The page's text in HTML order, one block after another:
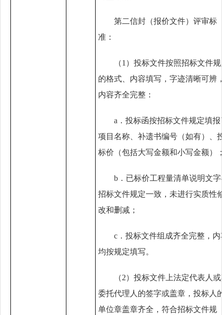
第二信封（报价文件）评审标
准：
（1） 投标文件按照招标文件
的格式、内容填写，字迹清晰可辨
内容齐全完整：
a． 投标函按招标文件规定填报
项目名称、补遗书编号（如有）、
标价（包括大写金额和小写金额）
b． 已标价工程量清单说明文
招标文件规定一致，未进行实质性
改和删减；
c． 投标文件组成齐全完整，内
均按规定填写。
（2） 投标文件上法定代表人
委托代理人的签字或盖章，投标人
单位章盖章齐全，符合招标文件规